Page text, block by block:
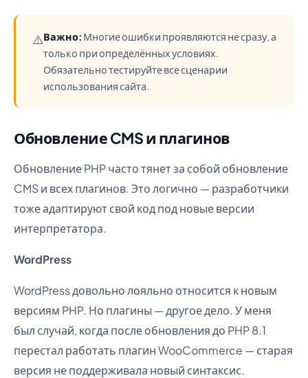
⚠️Важно: Многие ошибки проявляются не сразу, а
только при определённых условиях.
Обязательно тестируйте все сценарии
использования сайта.
Обновление CMS и плагинов
Обновление PHP часто тянет за собой обновление
CMS и всех плагинов. Это логично — разработчики
тоже адаптируют свой код под новые версии
интерпретатора.
WordPress
WordPress довольно лояльно относится к новым
версиям PHP. Но плагины — другое дело. У меня
был случай, когда после обновления до PHP 8.1
перестал работать плагин WooCommerce — старая
версия не поддерживала новый синтаксис.